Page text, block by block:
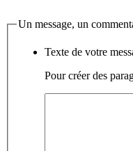
Un message, un
Texte de votre
Pour créer des